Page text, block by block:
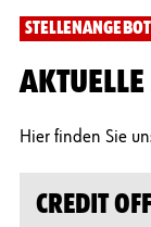
Hier finden Sie
CREDIT